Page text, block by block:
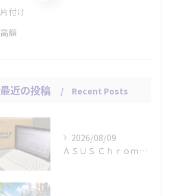
片付け
高額
最近の投稿 Recent Posts
2026/08/09
ＡＳＵＳ Ｃｈｒｏｍｅｂｏｏｋのタブレット パソコンをお買取...